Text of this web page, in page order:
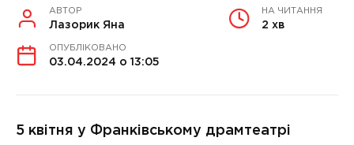
АВТОР
Лазорик Яна
НА ЧИТАННЯ
2 хв
ОПУБЛІКОВАНО
03.04.2024 о 13:05
5 квітня у Франківському драмтеатрі